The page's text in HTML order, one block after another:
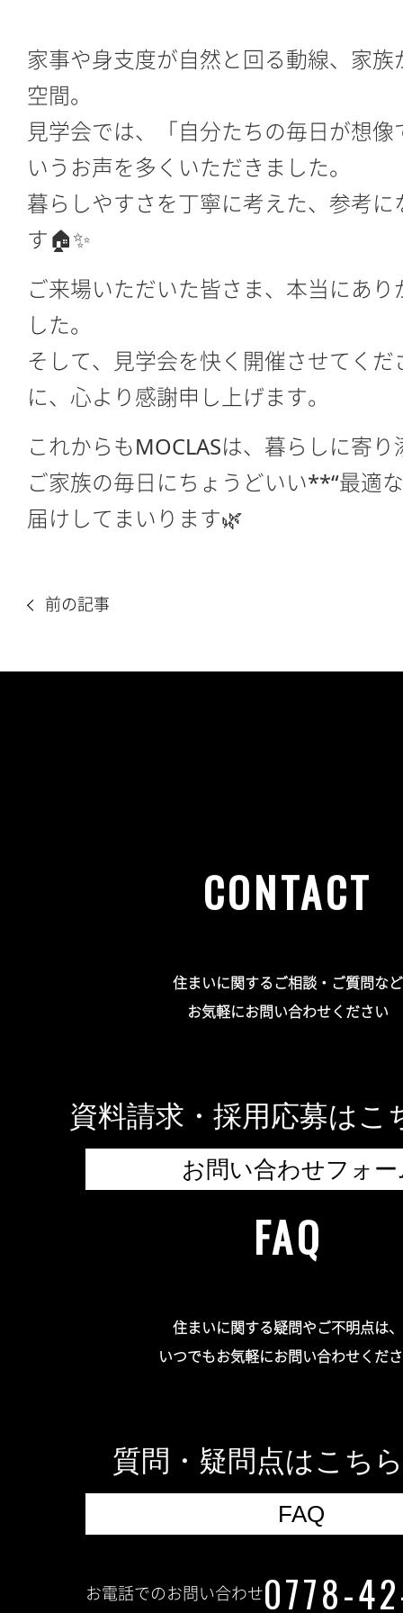
家事や身支度が自然と回る動線、家
空間。
見学会では、「自分たちの毎日が想
いうお声を多くいただきました。
暮らしやすさを丁寧に考えた、参考に
す🏠✨
ご来場いただいた皆さま、本当にあ
した。
そして、見学会を快く開催させてく
に、心より感謝申し上げます。
これからもMOCLASは、暮らしに寄
ご家族の毎日にちょうどいい**“最適
届けしてまいります🌿
前の記事
CONTACT
住まいに関するご相談・ご質問など
お気軽にお問い合わせください
資料請求・採用応募はこ
お問い合わせフォー
FAQ
住まいに関する疑問やご不明点は、
いつでもお気軽にお問い合わせくだ
質問・疑問点はこち
FAQ
お電話でのお問い合わせ0778-